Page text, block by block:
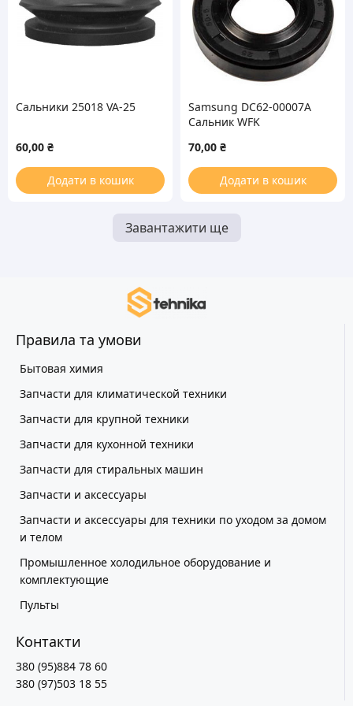
Сальники 25018 VA-25
60,00 ₴
Додати в кошик
Samsung DC62-00007A
Сальник WFK
стиральной машины
(без смазки)
70,00 ₴
Додати в кошик
Завантажити ще
Правила та умови
Бытовая химия
Запчасти для климатической техники
Запчасти для крупной техники
Запчасти для кухонной техники
Запчасти для стиральных машин
Запчасти и аксессуары
Запчасти и аксессуары для техники по уходом за домом
и телом
Промышленное холодильное оборудование и
комплектующие
Пульты
Контакти
380 (95)884 78 60
380 (97)503 18 55